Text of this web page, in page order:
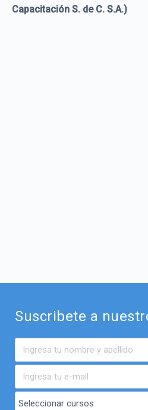
Capacitación S. de C. S.A.)
Suscribete a